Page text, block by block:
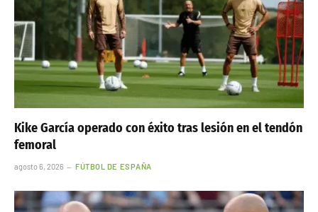
Kike García operado con éxito tras lesión en el tendón
femoral
agosto 6, 2026 FÚTBOL DE ESPAÑA